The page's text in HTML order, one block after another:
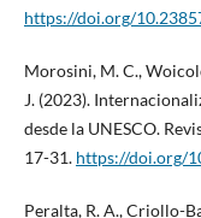
https://doi.org/
Morosini, M. C.,
J. (2023).
desde la UNESCO.
17-31. https://doi.org/
Peralta, R. A., Criollo-